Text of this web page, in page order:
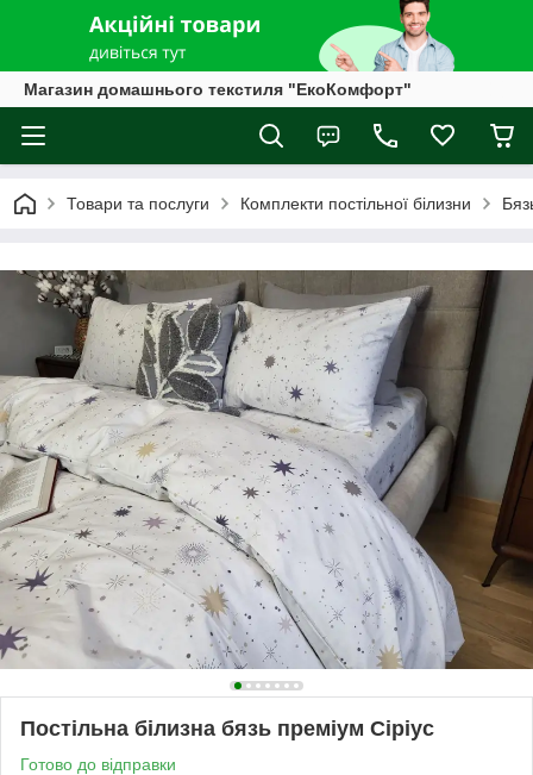
Магазин домашнього текстиля "ЕкоКомфорт"
Товари та послуги Комплекти постільної білизни
Постільна білизна бязь преміум Сіріус
Готово до відправки